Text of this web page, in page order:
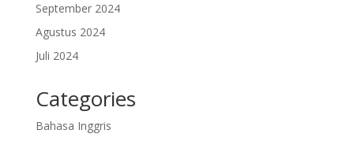
September 2024
Agustus 2024
Juli 2024
Categories
Bahasa Inggris